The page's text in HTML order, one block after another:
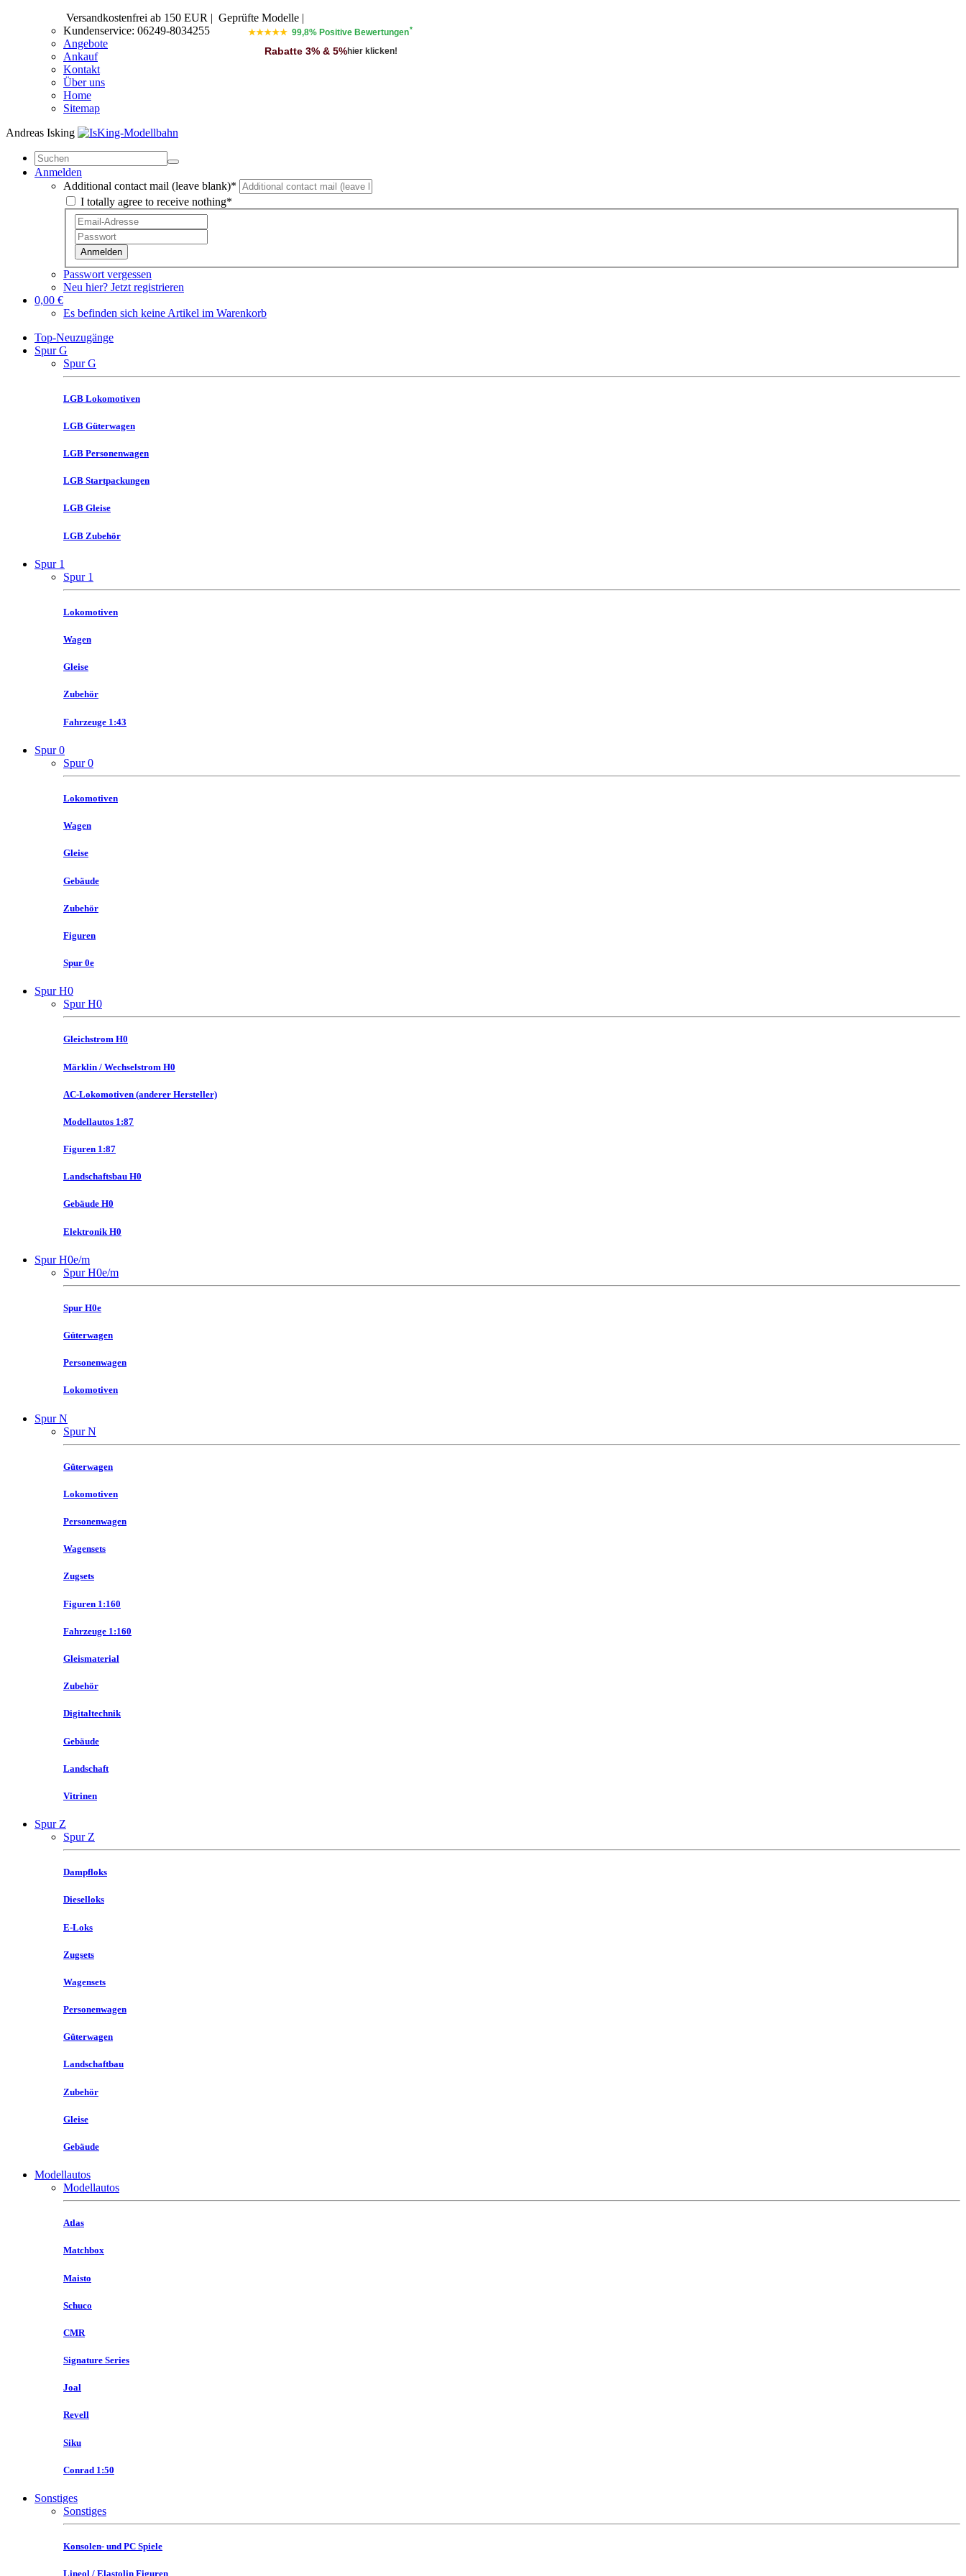
Versandkostenfrei ab 150 EUR | Geprüfte Modelle |
Kundenservice: 06249-8034255
Angebote
Ankauf
Kontakt
Über uns
Home
Sitemap
Andreas Isking
★★★★★ 99,8% Positive Bewertungen*
Rabatte 3% & 5%hier klicken!
Anmelden
Additional contact mail (leave blank)*
I totally agree to receive nothing*
Anmelden
Passwort vergessen
Neu hier? Jetzt registrieren
0,00 €
Es befinden sich keine Artikel im Warenkorb
Top-Neuzugänge
Spur G
Spur G
LGB Lokomotiven
LGB Güterwagen
LGB Personenwagen
LGB Startpackungen
LGB Gleise
LGB Zubehör
Spur 1
Spur 1
Lokomotiven
Wagen
Gleise
Zubehör
Fahrzeuge 1:43
Spur 0
Spur 0
Lokomotiven
Wagen
Gleise
Gebäude
Zubehör
Figuren
Spur 0e
Spur H0
Spur H0
Gleichstrom H0
Märklin / Wechselstrom H0
AC-Lokomotiven (anderer Hersteller)
Modellautos 1:87
Figuren 1:87
Landschaftsbau H0
Gebäude H0
Elektronik H0
Spur H0e/m
Spur H0e/m
Spur H0e
Güterwagen
Personenwagen
Lokomotiven
Spur N
Spur N
Güterwagen
Lokomotiven
Personenwagen
Wagensets
Zugsets
Figuren 1:160
Fahrzeuge 1:160
Gleismaterial
Zubehör
Digitaltechnik
Gebäude
Landschaft
Vitrinen
Spur Z
Spur Z
Dampfloks
Dieselloks
E-Loks
Zugsets
Wagensets
Personenwagen
Güterwagen
Landschaftbau
Zubehör
Gleise
Gebäude
Modellautos
Modellautos
Atlas
Matchbox
Maisto
Schuco
CMR
Signature Series
Joal
Revell
Siku
Conrad 1:50
Sonstiges
Sonstiges
Konsolen- und PC Spiele
Lineol / Elastolin Figuren